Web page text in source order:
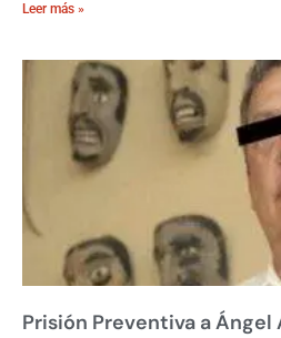
Leer más »
Prisión Preventiva a Ángel